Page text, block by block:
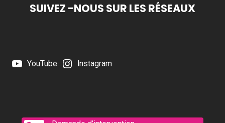
SUIVEZ -NOUS SUR LES RÉSEAUX
YouTube Instagram